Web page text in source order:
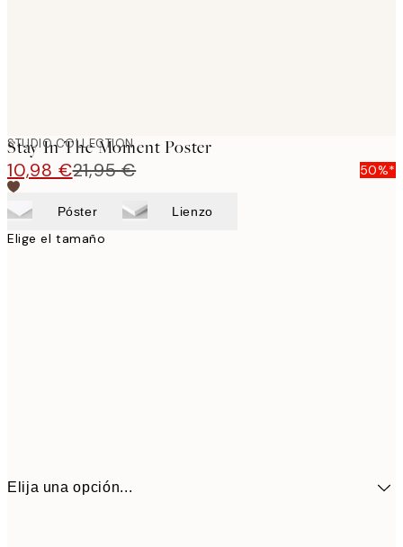
STUDIO COLLECTION
Stay In The Moment Poster
10,98 €21,95 € 50%*
Póster Lienzo
Elige el tamaño
Elija una opción...